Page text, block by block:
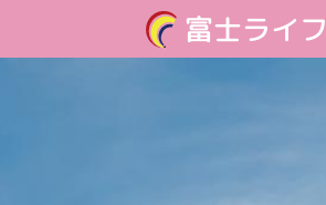
富士ライフ